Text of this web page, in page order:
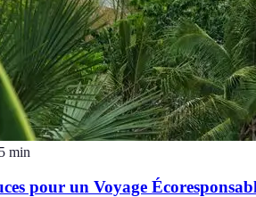
5 min
pour un Voyage